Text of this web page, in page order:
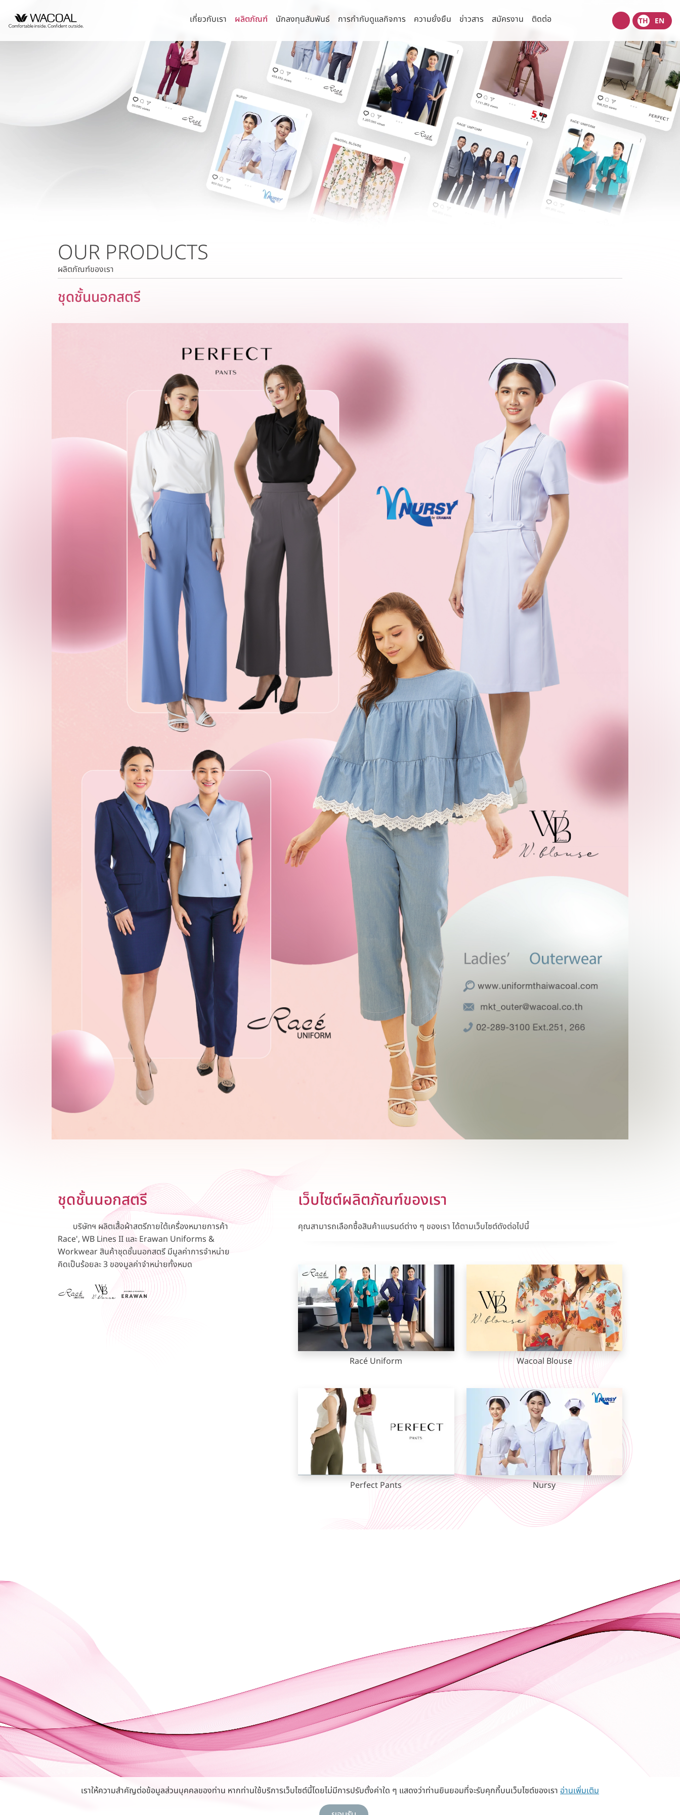
เกี่ยวกับเรา
วิสัยทัศน์ พันธกิจ และค่านิยม
ประวัติความเป็นมา
ลักษณะการประกอบธุรกิจ
โครงสร้างองค์กร
โครงสร้างบริษัทในกลุ่ม
คณะกรรมการ
คณะกรรมการบริษัท
คณะกรรมการตรวจสอบ
คณะกรรมการสรรหาและพิจารณาค่า
ตอบแทน
คณะกรรมการบริหารความเสี่ยง
คณะกรรมการธรรมาภิบาลและการพัฒนาเพื่อ
ความยั่งยืน
คณะกรรมการบริหาร
ผู้บริหาร
ผลิตภัณฑ์
ชุดชั้นในสตรี
ชุดเด็ก
ชุดชั้นนอกสตรี
นักลงทุนสัมพันธ์
หน้าแรกนักลงทุนสัมพันธ์
ข้อมูลองค์กร
ข้อมูลองค์กรโดยสังเขป
โครงสร้างการถือหุ้น
ราคาหลักทรัพย์
ราคาย้อนหลัง
รายงานประจำปีและรายไตรมาส
งบการเงิน
รายงานประจำปี (แบบ 56-1 One Report)
การวิเคราะห์และคำอธิบายของฝ่ายจัดการ
IR Download
ข้อมูลสำหรับผู้ถือหุ้น
การประชุมผู้ถือหุ้น
นโยบายและการจ่ายเงินปันผล
ข่าวสารเพื่อนักลงทุน
ข้อมูลแจ้งตลาดหลักทรัพย์
ข่าวนักลงทุนสัมพันธ์
ปฎิทินกิจกรรมนักลงทุน
เว็บไซต์ที่เกี่ยวข้อง
ข้อมูลนำเสนอ
ไทยวาโก้พบนักลงทุน
(Opportunity Day)
สอบถามข้อมูลนักลงทุน
การกำกับดูแลกิจการ
หลักการกำกับดูแลกิจการที่ดี
รายงานคณะกรรมการธรรมาภิบาลและการพัฒนาเพื่อความ
ยั่งยืน
รายงานการปฎิบัติตามหลักการกำกับดูแลกิจการ
การต่อต้านคอร์รัปชัน
นโยบายการแจ้งเบาะแสหรือข้อร้องเรียน
นโยบายการกำกับดูแลบริษัทย่อยและบริษัทร่วม
นโยบายการสรรหากรรมการบริษัทและผู้บริหารระดับสูง
นโยบายการบริหารความเสี่ยง
นโยบายด้านภาษี
นโยบายด้านสิทธิมนุษยชน
นโยบายความเป็นส่วนตัว
นโยบายความมั่นคงปลอดภัยของข้อมูลและระบบ
คอมพิวเตอร์
นโยบายการสื่อสารการตลาด
ความยั่งยืน
นโยบายการจัดการด้านความยั่งยืน
กลยุทธ์ด้านความยั่งยืน
นโยบายด้านสังคม
นโยบายด้านสิ่งแวดล้อม
การขับเคลื่อนธุรกิจเพื่อความยั่งยืน
การบริหารจัดการห่วงโซ่คุณค่าของธุรกิจ
ข่าวสาร สมัครงาน ติดต่อ
บริษัท ไทยวาโก้ จำกัด (มหาชน)
บริษัท วาโก้ศรีราชา จำกัด
บริษัท วาโก้ลำพูน จำกัด
บริษัท วาโก้กบินทร์บุรี จำกัด
บริษัท ภัทยากบินทร์บุรี จำกัด
บริษัท โทรา 1010 จำกัด
บริษัท วาโก้แม่สอด จำกัด
Wacoal
shop
TH EN
OUR PRODUCTS
ผลิตภัณฑ์ของเรา
ชุดชั้นนอกสตรี
ชุดชั้นนอกสตรี
บริษัทฯ ผลิตเสื้อผ้าสตรีภายใต้เครื่องหมายการค้า
Race', WB Lines II และ Erawan Uniforms &
Workwear สินค้าชุดชั้นนอกสตรี มีมูลค่าการจำหน่าย
คิดเป็นร้อยละ 3 ของมูลค่าจำหน่ายทั้งหมด
เว็บไซต์ผลิตภัณฑ์ของเรา
คุณสามารถเลือกซื้อสินค้าแบรนด์ต่าง ๆ ของเรา ได้ตามเว็บไซต์ดังต่อไปนี้
Racé Uniform Wacoal Blouse
Perfect Pants Nursy
เราให้ความสำคัญต่อข้อมูลส่วนบุคคลของท่าน หากท่านใช้บริการเว็บไซต์นี้โดยไม่มีการปรับตั้งค่าใด ๆ แสดงว่าท่านยินยอมที่จะรับคุกกี้บนเว็บไซต์ของเรา อ่านเพิ่มเติม